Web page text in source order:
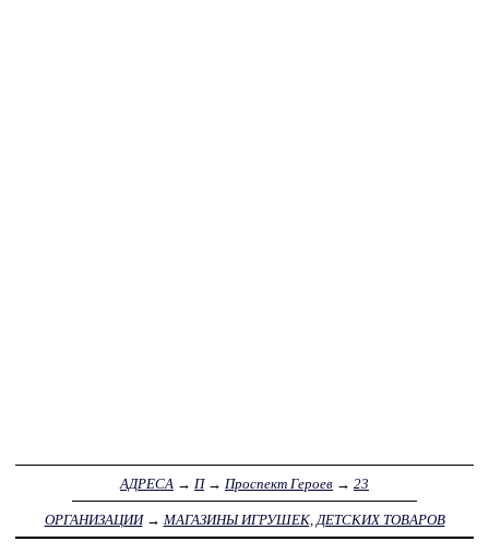
АДРЕСА → П→ Проспект Героев → 23
ОРГАНИЗАЦИИ→ МАГАЗИНЫ ИГРУШЕК, ДЕТСКИХ ТОВАРОВ